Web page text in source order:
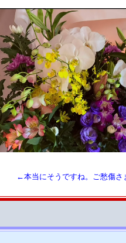
←本当にそうですね。ご愁傷さ